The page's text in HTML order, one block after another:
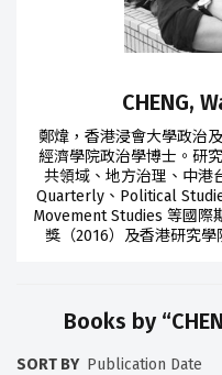
CHENG,
鄭煒，香港浸會大學政治
經濟學院政治學博士。研
共領域、地方治理、中港
Quarterly、Political
Movement Studies 等國際
獎（2016）及香港研究學
Books by
SORT BY